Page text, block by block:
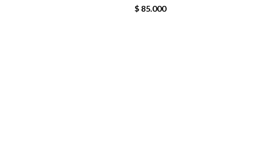
$ 85.000